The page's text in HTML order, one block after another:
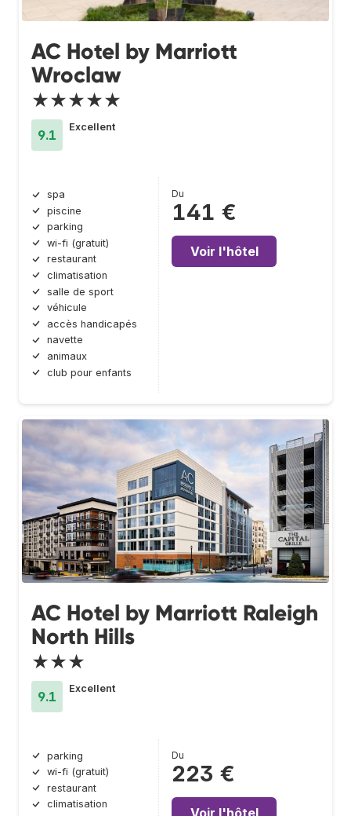
AC Hotel by Marriott
Wroclaw
★★★★★
9.1
Excellent
spa
piscine
parking
wi-fi (gratuit)
restaurant
climatisation
salle de sport
véhicule
accès handicapés
navette
animaux
club pour enfants
Du
141 €
Voir l'hôtel
AC Hotel by Marriott Raleigh
North Hills
★★★
9.1
Excellent
parking
wi-fi (gratuit)
restaurant
climatisation
Du
223 €
Voir l'hôtel